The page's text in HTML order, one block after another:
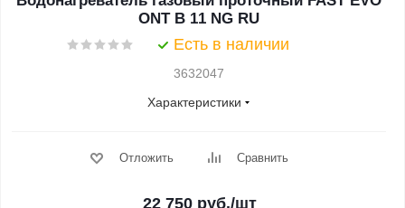
ONT B 11 NG RU
Есть в наличии
3632047
Характеристики
Отложить Сравнить
22 750руб./шт